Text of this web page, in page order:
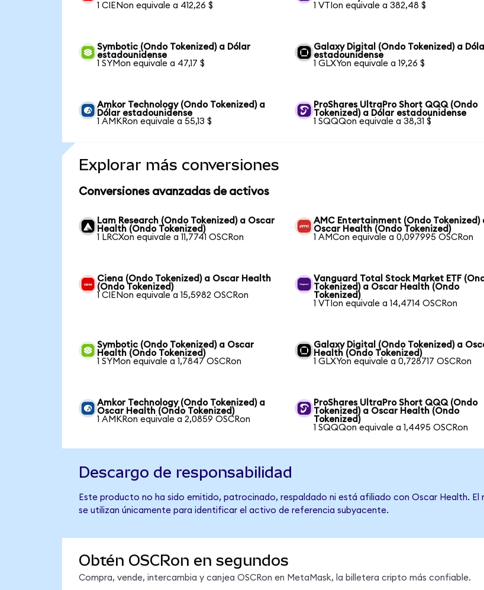
1 CIENon equivale a 412,26 $
1 VTIon equivale a 382,48 $
Symbotic (Ondo Tokenized) a Dólar
estadounidense
1 SYMon equivale a 47,17 $
Galaxy Digital (Ondo Tokenized) a
estadounidense
1 GLXYon equivale a 19,26 $
Amkor Technology (Ondo Tokenized) a
Dólar estadounidense
1 AMKRon equivale a 55,13 $
ProShares UltraPro Short QQQ (Ondo
Tokenized) a Dólar estadounidense
1 SQQQon equivale a 38,31 $
Explorar más conversiones
Conversiones avanzadas de activos
Lam Research (Ondo Tokenized) a Oscar
Health (Ondo Tokenized)
1 LRCXon equivale a 11,7741 OSCRon
AMC Entertainment (Ondo Tokenized)
Oscar Health (Ondo Tokenized)
1 AMCon equivale a 0,097995 OSCRon
Ciena (Ondo Tokenized) a Oscar Health
(Ondo Tokenized)
1 CIENon equivale a 15,5982 OSCRon
Vanguard Total Stock Market ETF
Tokenized) a Oscar Health (Ondo
Tokenized)
1 VTIon equivale a 14,4714 OSCRon
Symbotic (Ondo Tokenized) a Oscar
Health (Ondo Tokenized)
1 SYMon equivale a 1,7847 OSCRon
Galaxy Digital (Ondo Tokenized) a
Health (Ondo Tokenized)
1 GLXYon equivale a 0,728717 OSCRon
Amkor Technology (Ondo Tokenized) a
Oscar Health (Ondo Tokenized)
1 AMKRon equivale a 2,0859 OSCRon
ProShares UltraPro Short QQQ (Ondo
Tokenized) a Oscar Health (Ondo
Tokenized)
1 SQQQon equivale a 1,4495 OSCRon
Descargo de responsabilidad
Este producto no ha sido emitido, patrocinado, respaldado ni está afiliado con Oscar Health.
se utilizan únicamente para identificar el activo de referencia subyacente.
Obtén OSCRon en segundos
Compra, vende, intercambia y canjea OSCRon en MetaMask, la billetera cripto más confiable.